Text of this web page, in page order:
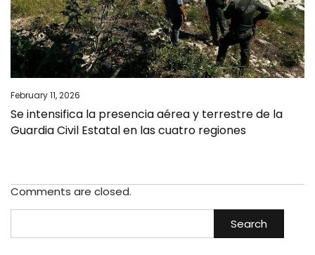
February 11, 2026
Se intensifica la presencia aérea y terrestre de la
Guardia Civil Estatal en las cuatro regiones
Comments are closed.
Search